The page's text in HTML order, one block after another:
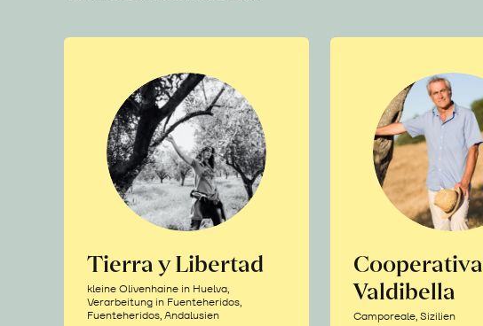
Tierra y Libertad
kleine Olivenhaine in Huelva,
Verarbeitung in Fuenteheridos,
Fuenteheridos, Andalusien
Cooperativa
Valdibella
Camporeale, Sizilien